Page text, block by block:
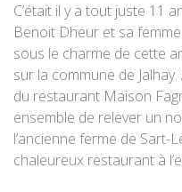
C’était il y a tout juste 11
Benoit Dheur et sa
sous le charme de cette
sur la commune de
du restaurant Maison
ensemble de relever un
l’ancienne ferme de Sart-
chaleureux restaurant à